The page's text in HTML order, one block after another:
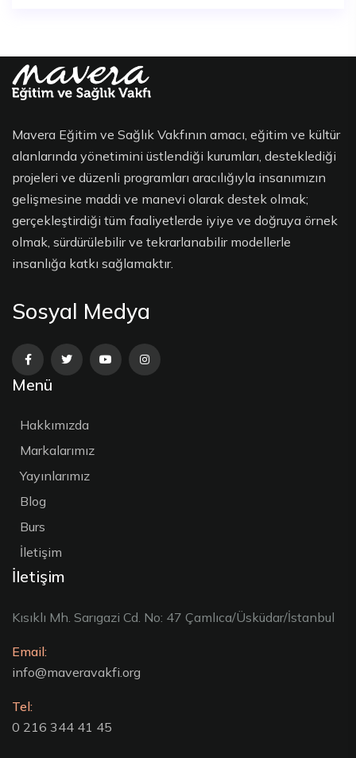
Mavera Eğitim ve Sağlık Vakfının amacı, eğitim ve kültür
alanlarında yönetimini üstlendiği kurumları, desteklediği
projeleri ve düzenli programları aracılığıyla insanımızın
gelişmesine maddi ve manevi olarak destek olmak;
gerçekleştirdiği tüm faaliyetlerde iyiye ve doğruya örnek
olmak, sürdürülebilir ve tekrarlanabilir modellerle
insanlığa katkı sağlamaktır.
Sosyal Medya
Menü
Hakkımızda
Markalarımız
Yayınlarımız
Blog
Burs
İletişim
İletişim
Kısıklı Mh. Sarıgazi Cd. No: 47 Çamlıca/Üsküdar/İstanbul
Email:
info@maveravakfi.org
Tel:
0 216 344 41 45